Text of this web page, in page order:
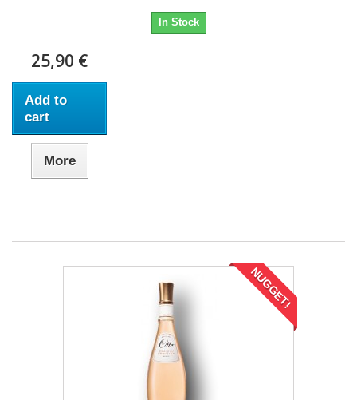
In Stock
25,90 €
Add to
cart
More
NUGGET!